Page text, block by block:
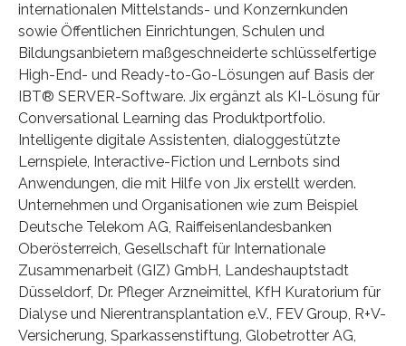
internationalen Mittelstands- und Konzernkunden
sowie Öffentlichen Einrichtungen, Schulen und
Bildungsanbietern maßgeschneiderte schlüsselfertige
High-End- und Ready-to-Go-Lösungen auf Basis der
IBT® SERVER-Software. Jix ergänzt als KI-Lösung für
Conversational Learning das Produktportfolio.
Intelligente digitale Assistenten, dialoggestützte
Lernspiele, Interactive-Fiction und Lernbots sind
Anwendungen, die mit Hilfe von Jix erstellt werden.
Unternehmen und Organisationen wie zum Beispiel
Deutsche Telekom AG, Raiffeisenlandesbanken
Oberösterreich, Gesellschaft für Internationale
Zusammenarbeit (GIZ) GmbH, Landeshauptstadt
Düsseldorf, Dr. Pfleger Arzneimittel, KfH Kuratorium für
Dialyse und Nierentransplantation e.V., FEV Group, R+V-
Versicherung, Sparkassenstiftung, Globetrotter AG,